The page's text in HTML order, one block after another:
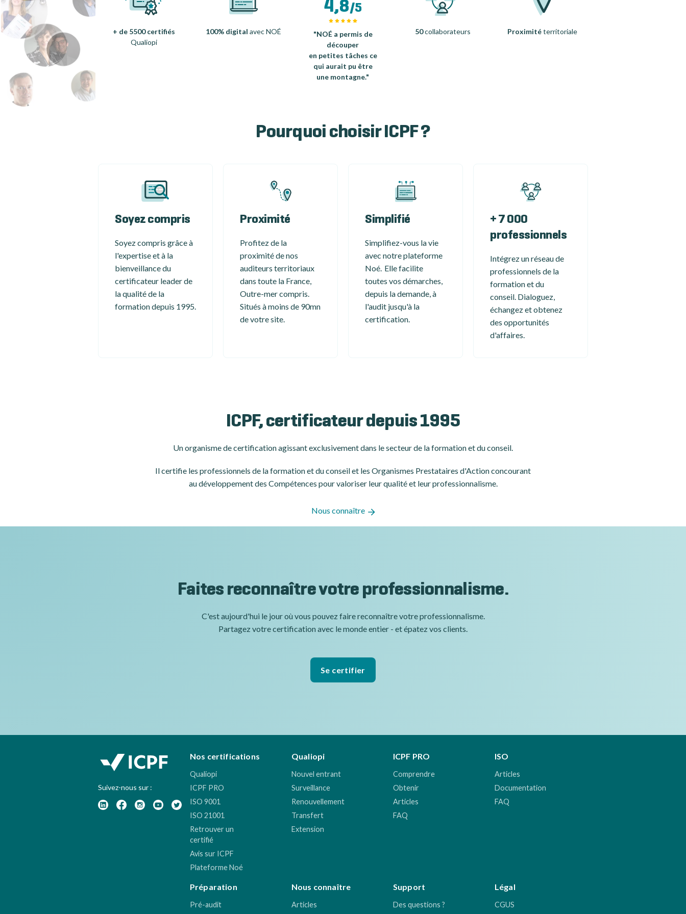
+ de 5500 certifiés
Qualiopi
100% digital avec NOÉ
4,8/5
"NOÉ a permis de
découper
en petites tâches ce
qui aurait pu être
une montagne."
50collaborateurs Proximitéterritoriale
Pourquoi choisir ICPF ?
Soyez compris
Soyez compris grâce à
l'expertise et à la
bienveillance du
certificateur leader de
la qualité de la
formation depuis 1995.
Proximité
Profitez de la
proximité de nos
auditeurs territoriaux
dans toute la France,
Outre-mer compris.
Situés à moins de 90mn
de votre site.
Simplifié
Simplifiez-vous la vie
avec notre plateforme
Noé. Elle facilite
toutes vos démarches,
depuis la demande, à
l'audit jusqu'à la
certification.
+ 7 000
professionnels
Intégrez un réseau de
professionnels de la
formation et du
conseil. Dialoguez,
échangez et obtenez
des opportunités
d'affaires.
ICPF, certificateur depuis 1995
Un organisme de certificationagissant exclusivement dans le secteur de la formation et du conseil.
Il certifie les professionnels de la formation et du conseil et les Organismes Prestataires d'Action concourant
au développement des Compétences pour valoriser leur qualité et leur professionnalisme.
Nous connaître
Faites reconnaître votre professionnalisme.
C'est aujourd'hui le jour où vous pouvez faire reconnaître votre professionnalisme.
Partagez votre certification avec le monde entier - et épatez vos clients.
Se certifier
Suivez-nous sur :
Nos certifications
Qualiopi
ICPF PRO
ISO 9001
ISO 21001
Retrouver un
certifié
Avis sur ICPF
Plateforme Noé
Qualiopi
Nouvel entrant
Surveillance
Renouvellement
Transfert
Extension
ICPF PRO
Comprendre
Obtenir
Articles
FAQ
ISO
Articles
Documentation
FAQ
Préparation
Pré-audit
Nous connaître
Articles
Support
Des questions ?
Légal
CGUS